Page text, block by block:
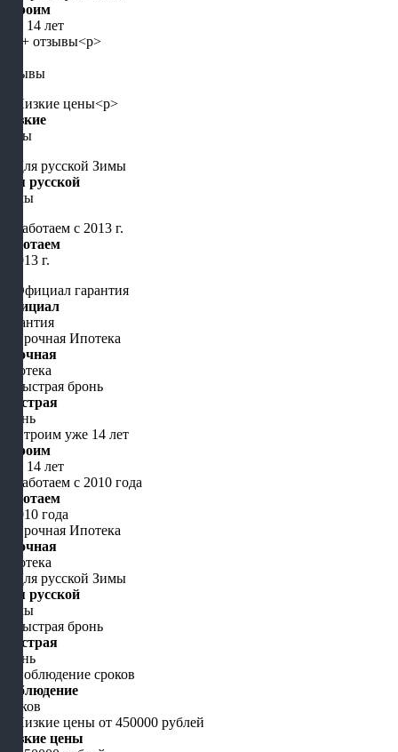
Строим
уже 14 лет
отзывы
Низкие
цены
Для русской
Зимы
Работаем
с 2013 г.
Официал
гарантия
Срочная
Ипотека
Быстрая
бронь
Строим
уже 14 лет
Работаем
с 2010 года
Срочная
Ипотека
Для русской
Зимы
Быстрая
бронь
Соблюдение
сроков
Низкие цены